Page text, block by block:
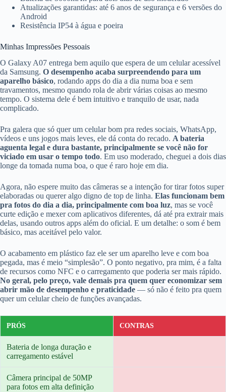
Atualizações garantidas: até 6 anos de segurança e 6 versões do
Android
Resistência IP54 à água e poeira
Minhas Impressões Pessoais
O Galaxy A07 entrega bem aquilo que espera de um celular acessível
da Samsung. O desempenho acaba surpreendendo para um
aparelho básico, rodando apps do dia a dia numa boa e sem
travamentos, mesmo quando rola de abrir várias coisas ao mesmo
tempo. O sistema dele é bem intuitivo e tranquilo de usar, nada
complicado.
Pra galera que só quer um celular bom pra redes sociais, WhatsApp,
vídeos e uns jogos mais leves, ele dá conta do recado. A bateria
aguenta legal e dura bastante, principalmente se você não for
viciado em usar o tempo todo. Em uso moderado, cheguei a dois dias
longe da tomada numa boa, o que é raro hoje em dia.
Agora, não espere muito das câmeras se a intenção for tirar fotos super
elaboradas ou querer algo digno de top de linha. Elas funcionam bem
pra fotos do dia a dia, principalmente com boa luz, mas se você
curte edição e mexer com aplicativos diferentes, dá até pra extrair mais
delas, usando outros apps além do oficial. E um detalhe: o som é bem
básico, mas aceitável pelo valor.
O acabamento em plástico faz ele ser um aparelho leve e com boa
pegada, mas é meio “simplesão”. O ponto negativo, pra mim, é a falta
de recursos como NFC e o carregamento que poderia ser mais rápido.
No geral, pelo preço, vale demais pra quem quer economizar sem
abrir mão de desempenho e praticidade — só não é feito pra quem
quer um celular cheio de funções avançadas.
PRÓS CONTRAS
Bateria de longa duração e
carregamento estável
Câmera principal de 50MP
para fotos em alta definição